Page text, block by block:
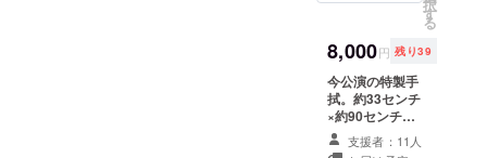
演パン
トに、
林与一
ら出演
者の実
筆サイ
れたも
択
す
る
8,000円 残り39
今公演の特製手
拭。約33センチ
×約90センチ。
林与一ら主要出
演者の家紋やサ
支援者：11人